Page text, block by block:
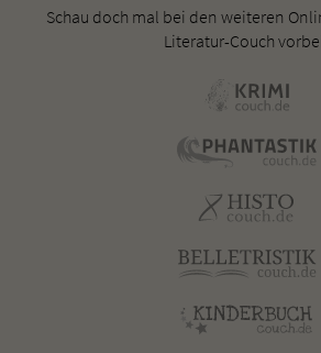
Schau doch mal bei den weiteren
Literatur-Couch